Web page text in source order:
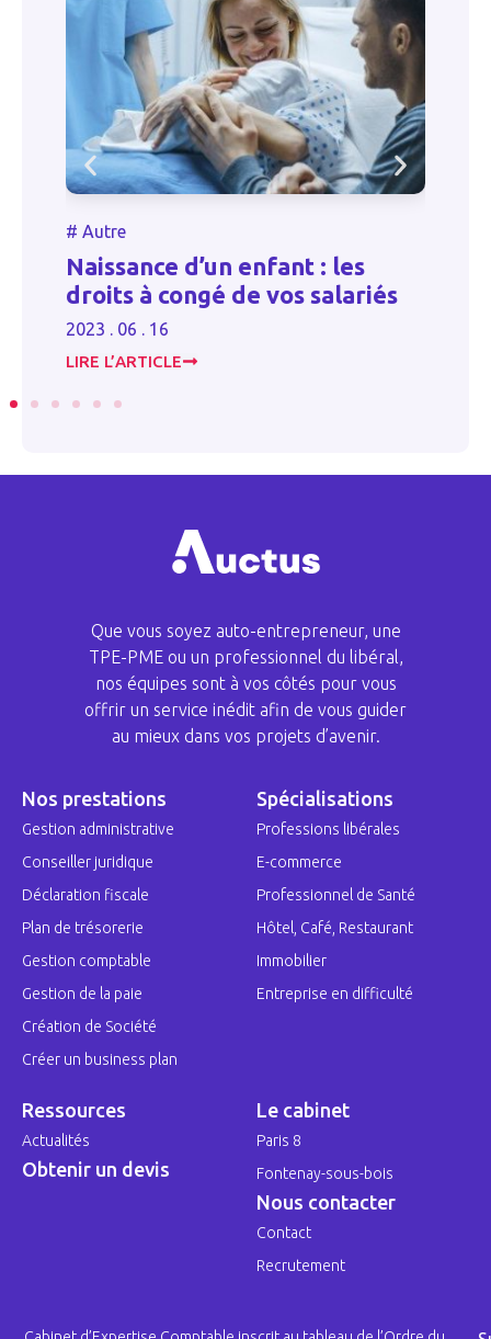
# Autre
Naissance d’un enfant : les
droits à congé de vos salariés
2023 . 06 . 16
LIRE L’ARTICLE
Que vous soyez auto-entrepreneur, une
TPE-PME ou un professionnel du libéral,
nos équipes sont à vos côtés pour vous
offrir un service inédit afin de vous guider
au mieux dans vos projets d’avenir.
Nos prestations
Gestion administrative
Conseiller juridique
Déclaration fiscale
Plan de trésorerie
Gestion comptable
Gestion de la paie
Création de Société
Créer un business plan
Spécialisations
Professions libérales
E-commerce
Professionnel de Santé
Hôtel, Café, Restaurant
Immobilier
Entreprise en difficulté
Ressources
Actualités
Obtenir un devis
Le cabinet
Paris 8
Fontenay-sous-bois
Nous contacter
Contact
Recrutement